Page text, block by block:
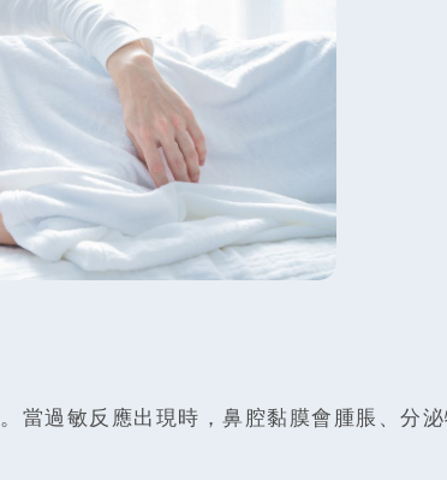
當過敏反應出現時，鼻腔黏膜會腫脹、分